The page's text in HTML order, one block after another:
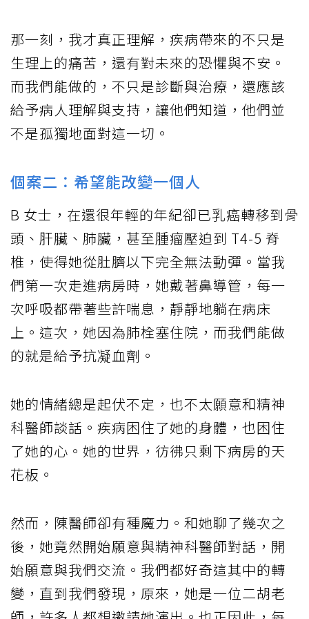
那一刻，我才真正理解，疾病帶來的不只是
生理上的痛苦，還有對未來的恐懼與不安。
而我們能做的，不只是診斷與治療，還應該
給予病人理解與支持，讓他們知道，他們並
不是孤獨地面對這一切。
個案二：希望能改變一個人
B 女士，在還很年輕的年紀卻已乳癌轉移到骨
頭、肝臟、肺臟，甚至腫瘤壓迫到 T4-5 脊
椎，使得她從肚臍以下完全無法動彈。當我
們第一次走進病房時，她戴著鼻導管，每一
次呼吸都帶著些許喘息，靜靜地躺在病床
上。這次，她因為肺栓塞住院，而我們能做
的就是給予抗凝血劑。
她的情緒總是起伏不定，也不太願意和精神
科醫師談話。疾病困住了她的身體，也困住
了她的心。她的世界，彷彿只剩下病房的天
花板。
然而，陳醫師卻有種魔力。和她聊了幾次之
後，她竟然開始願意與精神科醫師對話，開
始願意與我們交流。我們都好奇這其中的轉
變，直到我們發現，原來，她是一位二胡老